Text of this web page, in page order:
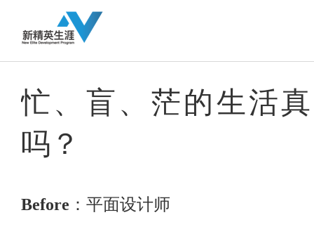
忙、盲、茫的生活
吗？
Before ：平面设计师